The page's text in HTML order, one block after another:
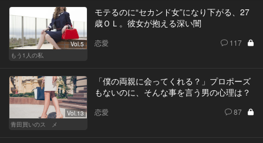
Vol.5
もう1人の私
モテるのに“セカンド女”になり下がる、27
歳ＯＬ。彼女が抱える深い闇
恋愛 117
Vol.13
青田買いのスゝメ
「僕の両親に会ってくれる？」プロポーズ
もないのに、そんな事を言う男の心理は？
恋愛 87